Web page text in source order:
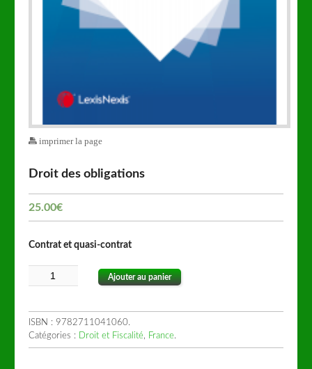
imprimer la page
Droit des obligations
25.00€
Contrat et quasi-contrat
Ajouter au panier
ISBN : 9782711041060.
Catégories : Droit et Fiscalité, France.